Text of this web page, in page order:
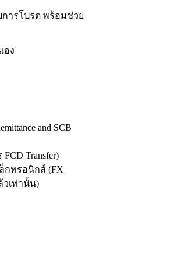
การโปรด พร้อมช่วย
อง
and SCB
Transfer)
กทรอนิกส์ (FX
วเท่านั้น)